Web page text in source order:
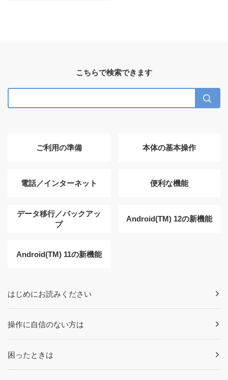
こちらで検索できます
ご利用の準備 本体の基本操作
電話／インターネット 便利な機能
データ移行／バックアッ
プ
Android(TM) 12の新機能
Android(TM) 11の新機能
はじめにお読みください
操作に自信のない方は
困ったときは